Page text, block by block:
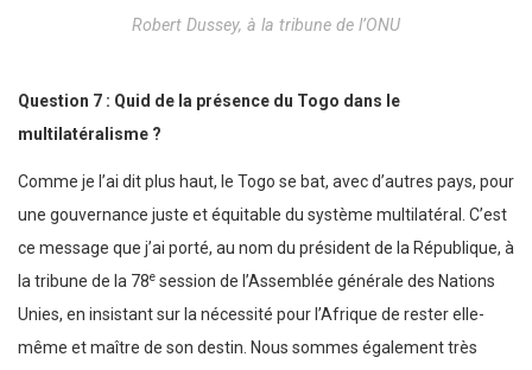
Robert Dussey, à la tribune de l’ONU
Question 7 : Quid de la présence du Togo dans le
multilatéralisme ?
Comme je l’ai dit plus haut, le Togo se bat, avec d’autres pays, pour
une gouvernance juste et équitable du système multilatéral. C’est
ce message que j’ai porté, au nom du président de la République, à
la tribune de la 78e session de l’Assemblée générale des Nations
Unies, en insistant sur la nécessité pour l’Afrique de rester elle-
même et maître de son destin. Nous sommes également très